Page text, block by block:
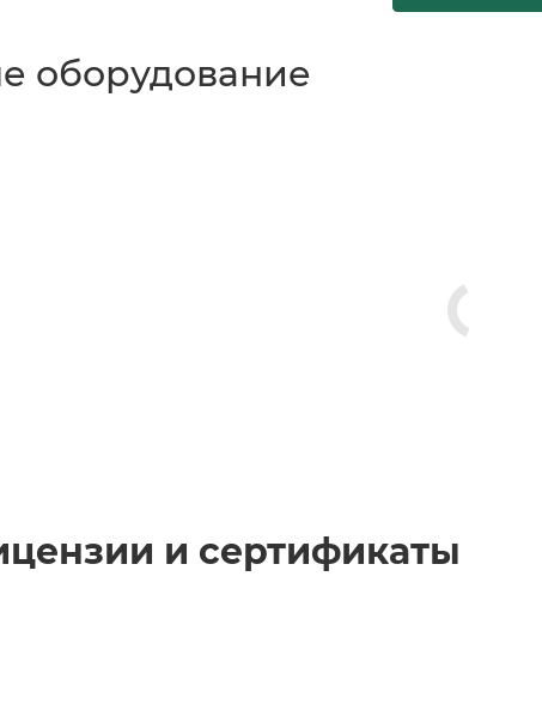
оборудование
и сертификаты